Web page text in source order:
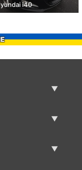
i40